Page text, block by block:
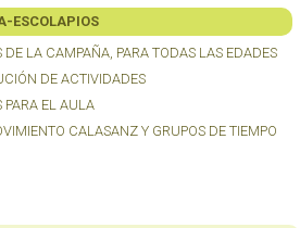
ESCOLAPIOS
LA CAMPAÑA, PARA TODAS LAS EDADES
DE ACTIVIDADES
PARA EL AULA
CALASANZ Y GRUPOS DE TIEMPO